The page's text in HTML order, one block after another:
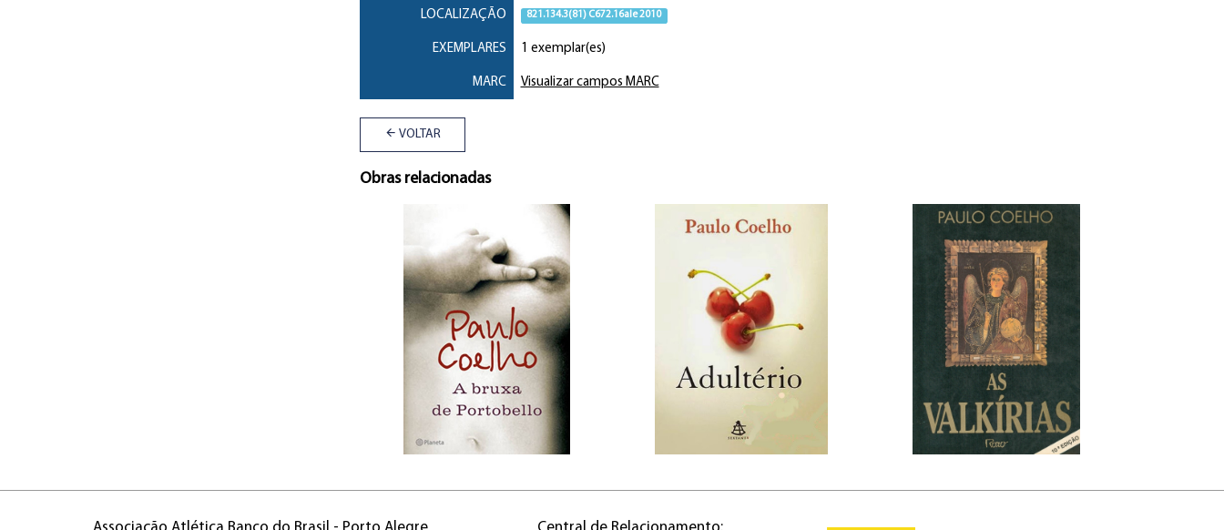
LOCALIZAÇÃO 821.134.3(81) C672.16ale 2010
EXEMPLARES 1 exemplar(es)
MARC Visualizar campos MARC
VOLTAR
Obras relacionadas